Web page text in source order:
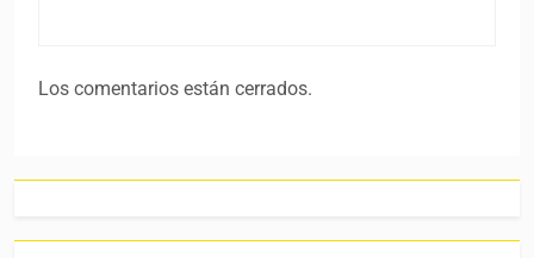
Los comentarios están cerrados.